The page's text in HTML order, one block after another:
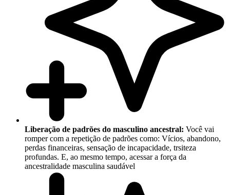
Liberação de padrões do masculino ancestral: Você vai
romper com a repetição de padrões como: Vícios, abandono,
perdas financeiras, sensação de incapacidade, trsiteza
profundas. E, ao mesmo tempo, acessar a força da
ancestralidade masculina saudável